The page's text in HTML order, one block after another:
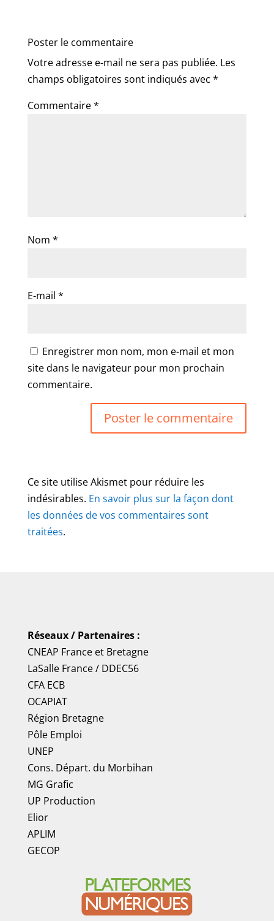
Poster le commentaire
Votre adresse e-mail ne sera pas publiée. Les
champs obligatoires sont indiqués avec *
Commentaire*
Nom *
E-mail *
Enregistrer mon nom, mon e-mail et mon
site dans le navigateur pour mon prochain
commentaire.
Ce site utilise Akismet pour réduire les
indésirables. En savoir plus sur la façon dont
les données de vos commentaires sont
traitées.
Réseaux / Partenaires :
CNEAP Franceet Bretagne
LaSalle France/ DDEC56
CFA ECB
OCAPIAT
Région Bretagne
Pôle Emploi
UNEP
Cons. Départ. du Morbihan
MG Grafic
UP Production
Elior
APLIM
GECOP